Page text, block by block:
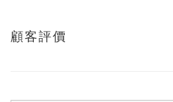
顧客評價